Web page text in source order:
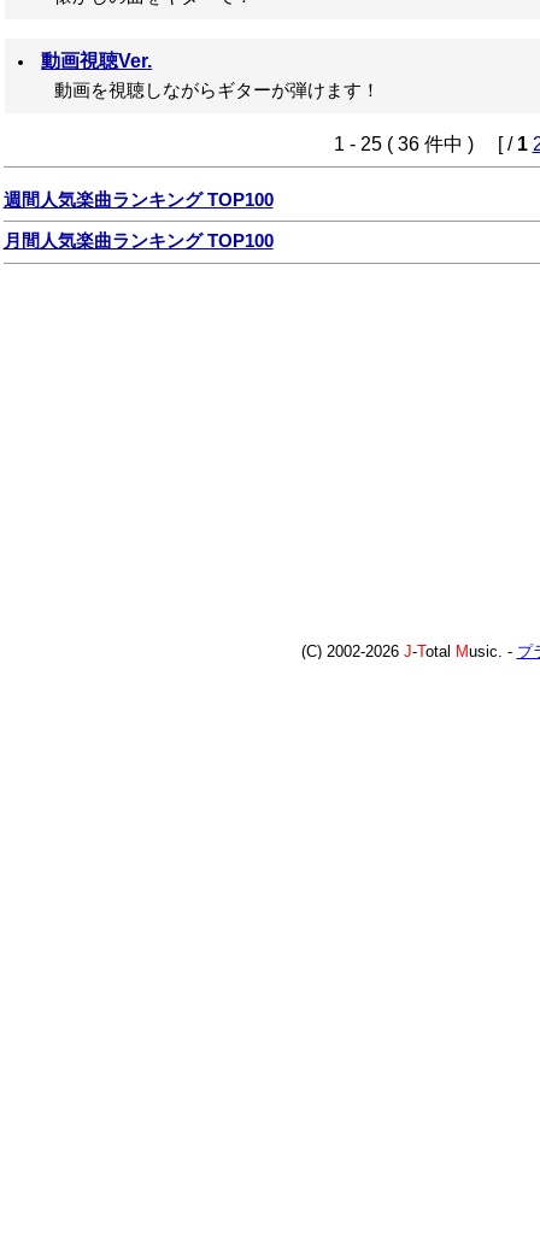
動画視聴Ver.
動画を視聴しながらギターが弾けます！
1 - 25 ( 36 件中 ) [ / 1
週間人気楽曲ランキング TOP100
月間人気楽曲ランキング TOP100